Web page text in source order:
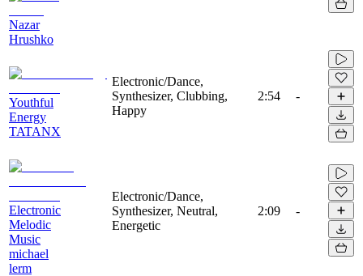
Nazar
Hrushko
Youthful
Energy
TATANX
Electronic/Dance,
Synthesizer, Clubbing,
Happy
2:54 -
Electronic
Melodic
Music
michael
lerm
Electronic/Dance,
Synthesizer, Neutral,
Energetic
2:09 -